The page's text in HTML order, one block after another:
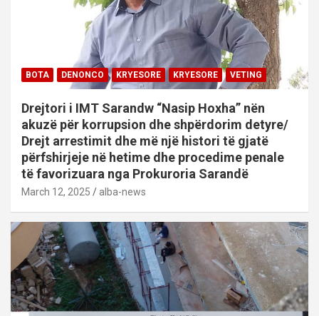
BOTA DENONCO KRYESORE KRYESORE VETING
Drejtori i IMT Sarandw “Nasip Hoxha” nën
akuzë për korrupsion dhe shpërdorim detyre/
Drejt arrestimit dhe më një histori të gjatë
përfshirjeje në hetime dhe procedime penale
të favorizuara nga Prokuroria Sarandë
March 12, 2025 alba-news